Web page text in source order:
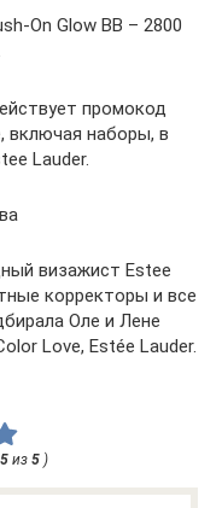
On Glow BB – 2800
промокод
включая наборы, в
Lauder.
визажист Estee
корректоры и все
Оле и Лене
Love, Estée Lauder.
из 5 )